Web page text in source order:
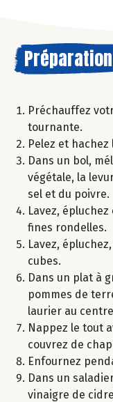
Préparation
Préchauffez
tournante.
Pelez et hachez
Dans un bol,
végétale, la
sel et du poivre.
Lavez,
fines rondelles.
Lavez,
cubes.
Dans un plat à
pommes de
laurier au
Nappez le tout
couvrez de
Enfournez
Dans un
vinaigre de